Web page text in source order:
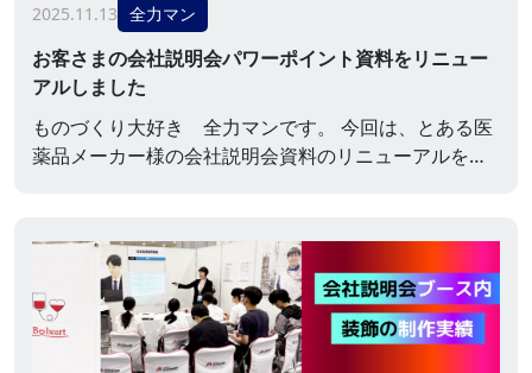
2025.11.13 全力マン
お客さまの会社説明会パワーポイント資料をリニュー
アルしました
ものづくり大好き 全力マンです。 今回は、とある医
薬品メーカー様の会社説明会資料のリニューアルを担
ーやバナースタンドといった制作物をご紹介しており
ましたが、異なる企業様です。 会社説明会資料の制作
概要 60ページ前後の既存資料を半数程度のページにリ
ニューアル 使用写真や内容のベースはそのまま／構成